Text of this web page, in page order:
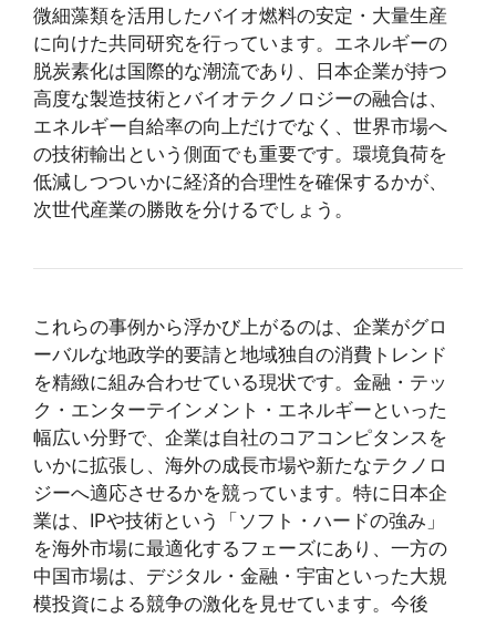
微細藻類を活用したバイオ燃料の安定・大量生産
に向けた共同研究を行っています。エネルギーの
脱炭素化は国際的な潮流であり、日本企業が持つ
高度な製造技術とバイオテクノロジーの融合は、
エネルギー自給率の向上だけでなく、世界市場へ
の技術輸出という側面でも重要です。環境負荷を
低減しつついかに経済的合理性を確保するかが、
次世代産業の勝敗を分けるでしょう。
これらの事例から浮かび上がるのは、企業がグロ
ーバルな地政学的要請と地域独自の消費トレンド
を精緻に組み合わせている現状です。金融・テッ
ク・エンターテインメント・エネルギーといった
幅広い分野で、企業は自社のコアコンピタンスを
いかに拡張し、海外の成長市場や新たなテクノロ
ジーへ適応させるかを競っています。特に日本企
業は、IPや技術という「ソフト・ハードの強み」
を海外市場に最適化するフェーズにあり、一方の
中国市場は、デジタル・金融・宇宙といった大規
模投資による競争の激化を見せています。今後